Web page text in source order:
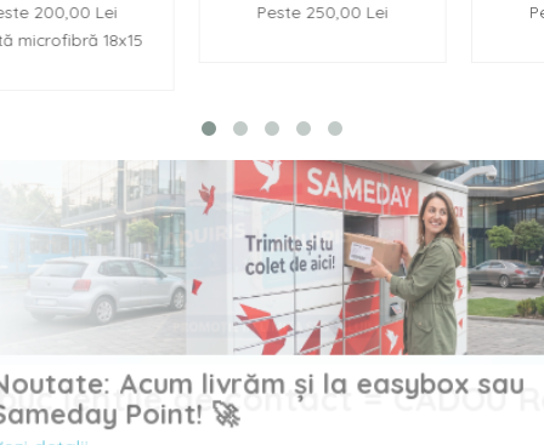
Peste 250,00 Lei Peste 250,00 Lei
lentile de contact = CADOU
Noutate: Acum livrăm și la easybox sau
Sameday Point! 🚀
Vezi detalii